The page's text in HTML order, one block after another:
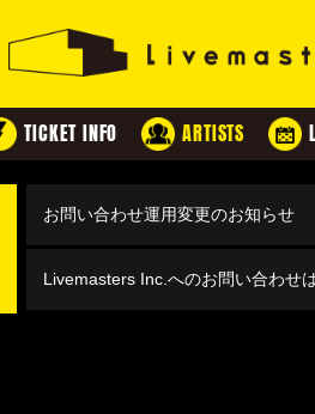
TICKET INFO ARTISTS
お問い合わせ運用変更のお知らせ
Livemasters Inc.へのお問い合わせ